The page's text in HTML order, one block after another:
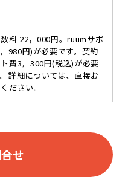
料 22，000円。ruumサポ
980円)が必要です。契約
費3，300円(税込)が必要
詳細については、直接お
ださい。
せ